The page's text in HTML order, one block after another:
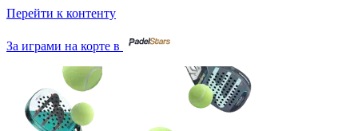
Перейти к контенту
За играми на корте в